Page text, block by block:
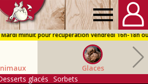
Ferme
Bémont
Glaces
glacés Sorbets